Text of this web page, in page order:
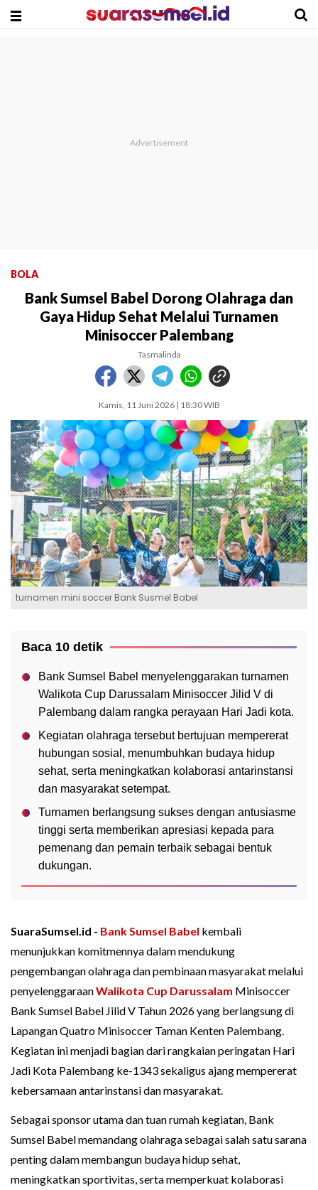
BOLA
Bank Sumsel Babel Dorong Olahraga dan
Gaya Hidup Sehat Melalui Turnamen
Minisoccer Palembang
Tasmalinda
Kamis, 11 Juni 2026 | 18:30 WIB
turnamen mini soccer Bank Susmel Babel
Baca 10 detik
Bank Sumsel Babel menyelenggarakan turnamen
Walikota Cup Darussalam Minisoccer Jilid V di
Palembang dalam rangka perayaan Hari Jadi kota.
Kegiatan olahraga tersebut bertujuan mempererat
hubungan sosial, menumbuhkan budaya hidup
sehat, serta meningkatkan kolaborasi antarinstansi
dan masyarakat setempat.
Turnamen berlangsung sukses dengan antusiasme
tinggi serta memberikan apresiasi kepada para
pemenang dan pemain terbaik sebagai bentuk
dukungan.
SuaraSumsel.id - Bank Sumsel Babel kembali
menunjukkan komitmennya dalam mendukung
pengembangan olahraga dan pembinaan masyarakat melalui
penyelenggaraanWalikota Cup Darussalam Minisoccer
Bank Sumsel Babel Jilid V Tahun 2026 yang berlangsung di
Lapangan Quatro Minisoccer Taman Kenten Palembang.
Kegiatan ini menjadi bagian dari rangkaian peringatan Hari
Jadi Kota Palembang ke-1343 sekaligus ajang mempererat
kebersamaan antarinstansi dan masyarakat.
Sebagai sponsor utama dan tuan rumah kegiatan, Bank
Sumsel Babel memandang olahraga sebagai salah satu sarana
penting dalam membangun budaya hidup sehat,
meningkatkan sportivitas, serta memperkuat kolaborasi